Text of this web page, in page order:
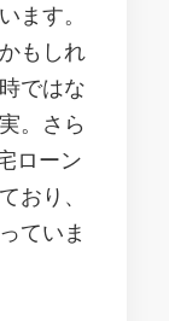
ます。
もしれ
ではな
。さら
ローン
おり、
ていま